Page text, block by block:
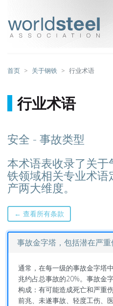
首页 关于钢铁 行业术语
行业术语
安全 - 事故类型
本术语表收录了关
铁领域相关专业术
产两大维度。
← 查看所有条款
事故金字塔，包括潜在严
通常，在每一级的事故金字塔
兆约占总事故的20%。事故金
构成：有可能造成死亡和严重
前兆、未遂事故、轻度工伤、